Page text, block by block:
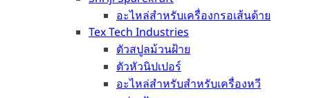
อะไหล่สำหรับเครื่องกรอเส้นด้าย
Tex Tech Industries
ตัวสปูลม้วนฝ้าย
ตัวหัวนิปเปอร์
อะไหล่สำหรับสำหรับเครื่องหวี